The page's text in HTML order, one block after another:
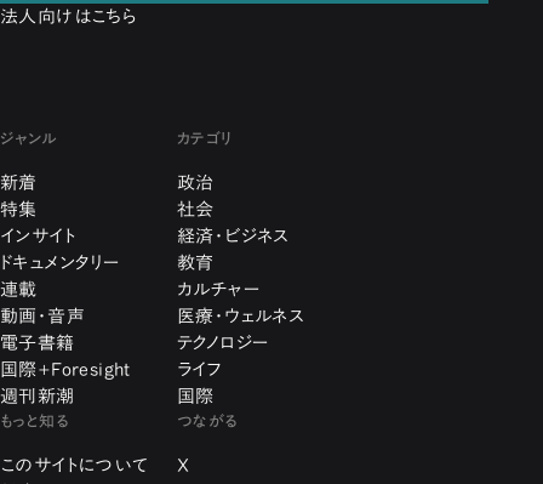
法人向けはこちら
ジャンル
新着
特集
インサイト
ドキュメンタリー
連載
動画・音声
電子書籍
国際+Foresight
週刊新潮
カテゴリ
政治
社会
経済・ビジネス
教育
カルチャー
医療・ウェルネス
テクノロジー
ライフ
国際
もっと知る
このサイトについて
つながる
X